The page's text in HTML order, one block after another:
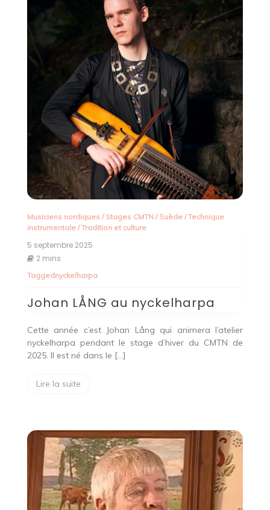
Musiciens nordiques/ Stages CMTN/ Suède/Technique
instrumentale/Tradition et culture
5 septembre 2025
2 mins
Taggednyckelharpa
Johan LÅNG au nyckelharpa
Cette année c’est Johan Lång qui animera l’atelier
nyckelharpa pendant le stage d’hiver du CMTN de
2025. Il est né dans le […]
Lire la suite